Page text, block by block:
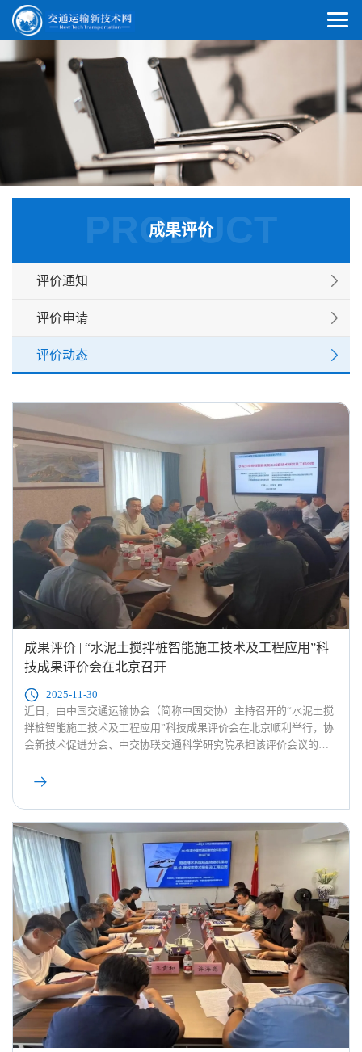
PRODUCT
成果评价
评价通知
评价申请
评价动态
成果评价 | “水泥土搅拌桩智能施工技术及工程应用”科
技成果评价会在北京召开
2025-11-30
近日，由中国交通运输协会（简称中国交协）主持召开的“水泥土搅
拌桩智能施工技术及工程应用”科技成果评价会在北京顺利举行，协
会新技术促进分会、中交协联交通科学研究院承担该评价会议的综